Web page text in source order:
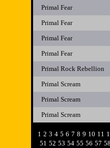
Primal Fear
Primal Fear
Primal Fear
Primal Fear
Primal Rock Rebellion
Primal Scream
Primal Scream
Primal Scream
1 2 3 4 5 6 7 8 9 10 11
51 52 53 54 55 56 57 58